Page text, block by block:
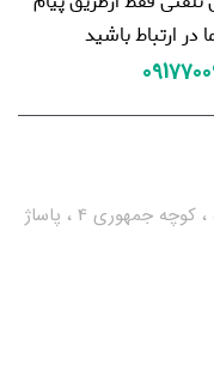
ارتباط باشید
بندر گناوه ، بین چهارراه توپ و ناخدا حمزه ، کوچه جمهوری 4 ، پاساژ